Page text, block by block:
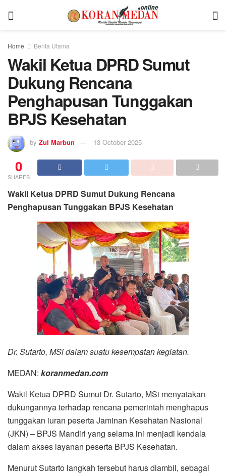
Home Berita Utama
Wakil Ketua DPRD Sumut
Dukung Rencana
Penghapusan Tunggakan
BPJS Kesehatan
by Zul Marbun 13 October 2025
0
SHARES
Wakil Ketua DPRD Sumut Dukung Rencana
Penghapusan Tunggakan BPJS Kesehatan
Dr. Sutarto, MSi dalam suatu kesempatan kegiatan.
MEDAN: koranmedan.com
Wakil Ketua DPRD Sumut Dr. Sutarto, MSi menyatakan
dukungannya terhadap rencana pemerintah menghapus
tunggakan iuran peserta Jaminan Kesehatan Nasional
(JKN) – BPJS Mandiri yang selama ini menjadi kendala
dalam akses layanan peserta BPJS Kesehatan.
Menurut Sutarto langkah tersebut harus diambil, sebagai